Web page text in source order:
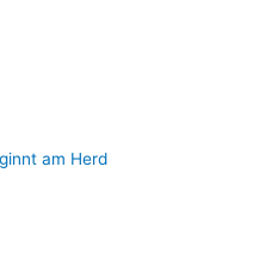
am Herd